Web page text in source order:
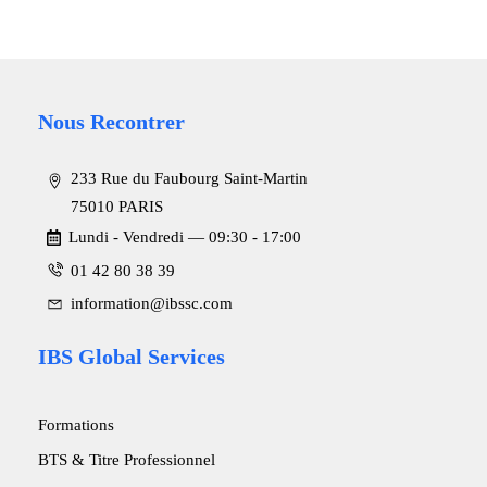
Nous Recontrer
233 Rue du Faubourg Saint-Martin
75010 PARIS
Lundi - Vendredi ― 09:30 - 17:00
01 42 80 38 39
information@ibssc.com
IBS Global Services
Formations
BTS & Titre Professionnel